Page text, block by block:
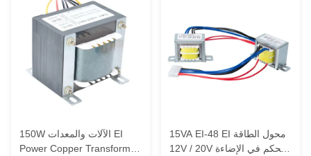
150W الآلات والمعدات EI
Power Copper Transformer
15VA EI-48 EI محول الطاقة
12V / 20V التحكم في الإضاءة